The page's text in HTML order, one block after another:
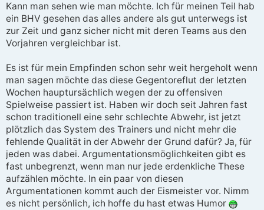
Kann man sehen wie man möchte. Ich für meinen Teil hab
ein BHV gesehen das alles andere als gut unterwegs ist
zur Zeit und ganz sicher nicht mit deren Teams aus den
Vorjahren vergleichbar ist.
Es ist für mein Empfinden schon sehr weit hergeholt wenn
man sagen möchte das diese Gegentoreflut der letzten
Wochen hauptursächlich wegen der zu offensiven
Spielweise passiert ist. Haben wir doch seit Jahren fast
schon traditionell eine sehr schlechte Abwehr, ist jetzt
plötzlich das System des Trainers und nicht mehr die
fehlende Qualität in der Abwehr der Grund dafür? Ja, für
jeden was dabei. Argumentationsmöglichkeiten gibt es
fast unbegrenzt, wenn man nur jede erdenkliche These
aufzählen möchte. In ein paar von diesen
Argumentationen kommt auch der Eismeister vor. Nimm
es nicht persönlich, ich hoffe du hast etwas Humor